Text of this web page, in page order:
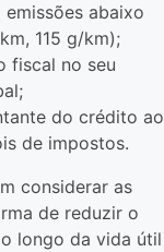
abaixo
115 g/km);
fiscal no seu
do crédito ao
de impostos.
considerar as
de reduzir o
longo da vida útil